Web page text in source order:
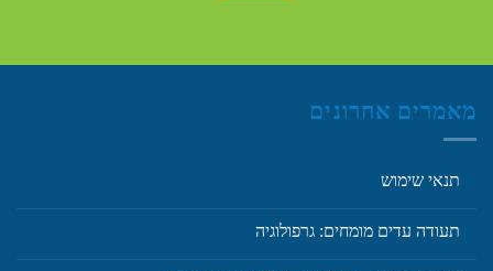
מאמרים אחרונים
תנאי שימוש
תעודה עדים מומחים: גרפולוגיה